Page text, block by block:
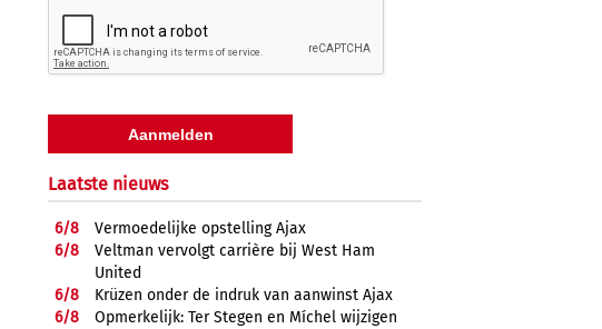
Laatste nieuws
6/8
Vermoedelijke opstelling Ajax
6/8
Veltman vervolgt carrière bij West Ham
United
6/8
Krüzen onder de indruk van aanwinst Ajax
6/8
Opmerkelijk: Ter Stegen en Míchel wijzigen